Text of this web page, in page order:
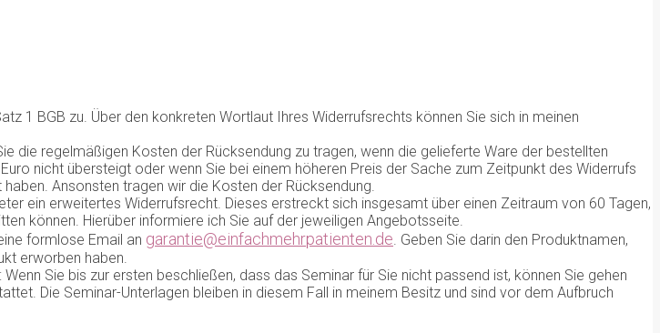
1 BGB zu. Über den konkreten Wortlaut Ihres Widerrufsrechts können Sie sich in meinen
die regelmäßigen Kosten der Rücksendung zu tragen, wenn die gelieferte Ware der bestellten
nicht übersteigt oder wenn Sie bei einem höheren Preis der Sache zum Zeitpunkt des Widerrufs
Ansonsten tragen wir die Kosten der Rücksendung.
ein erweitertes Widerrufsrecht. Dieses erstreckt sich insgesamt über einen Zeitraum von 60 Tagen,
können. Hierüber informiere ich Sie auf der jeweiligen Angebotsseite.
formlose Email an garantie@einfachmehrpatienten.de. Geben Sie darin den Produktnamen,
erworben haben.
Sie bis zur ersten beschließen, dass das Seminar für Sie nicht passend ist, können Sie gehen
Die Seminar-Unterlagen bleiben in diesem Fall in meinem Besitz und sind vor dem Aufbruch